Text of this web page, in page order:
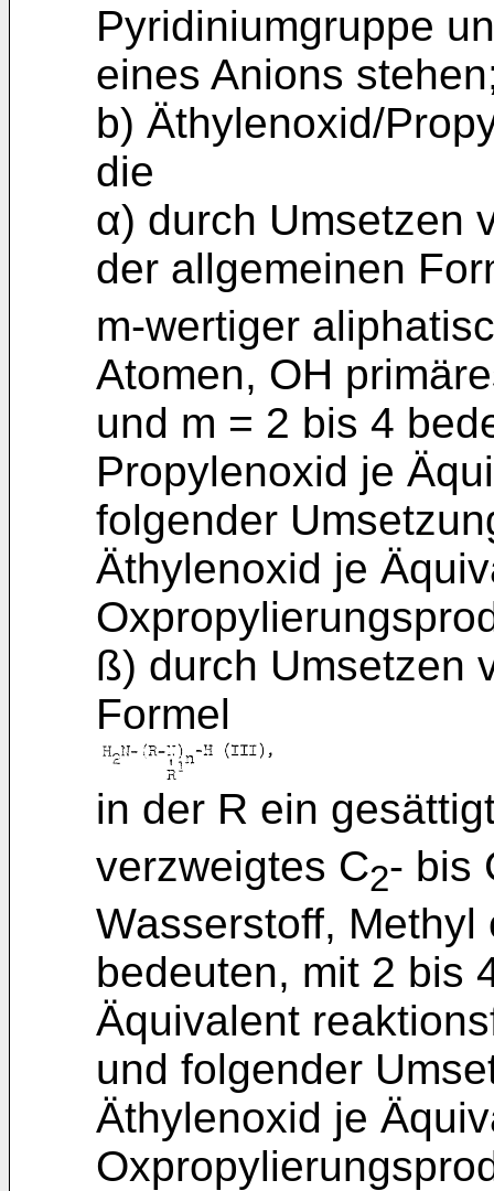
Pyridiniumgruppe
eines Anions
b) Äthylenoxid/
die
α) durch Umsetzen
der allgemeinen
m-wertiger
Atomen, OH
und m = 2 bis 4
Propylenoxid je
folgender
Äthylenoxid je
ß) durch Umsetzen
Formel
in der R ein
verzweigtes C2- bis
Wasserstoff,
bedeuten, mit 2 bis
Äquivalent
und folgender
Äthylenoxid je